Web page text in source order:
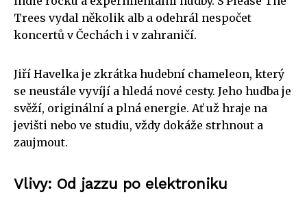
Trees vydal několik alb a odehrál nespočet
koncertů v Čechách i v zahraničí.
Jiří Havelka je zkrátka hudební chameleon, který
se neustále vyvíjí a hledá nové cesty. Jeho hudba je
svěží, originální a plná energie. Ať už hraje na
jevišti nebo ve studiu, vždy dokáže strhnout a
zaujmout.
Vlivy: Od jazzu po elektroniku